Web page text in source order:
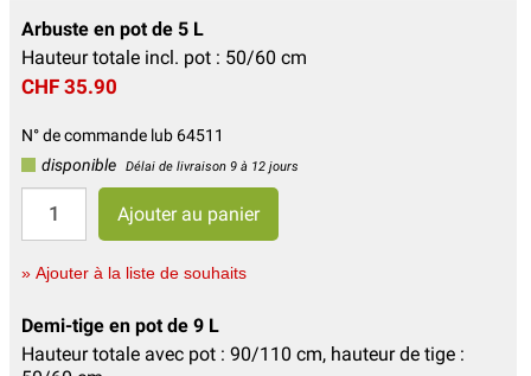
Arbuste en pot de 5 L
Hauteur totale incl. pot : 50/60 cm
CHF 35.90
N° de commande lub 64511
disponible
Délai de livraison 9 à 12 jours
» Ajouter à la liste de souhaits
Demi-tige en pot de 9 L
Hauteur totale avec pot : 90/110 cm, hauteur de tige :